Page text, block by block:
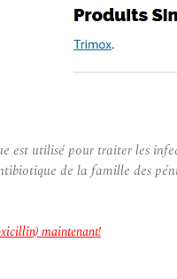
utilisé pour traiter les
de la famille des
maintenant!